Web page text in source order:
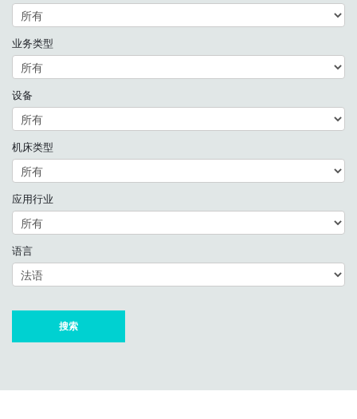
业务类型
设备
机床类型
应用行业
语言